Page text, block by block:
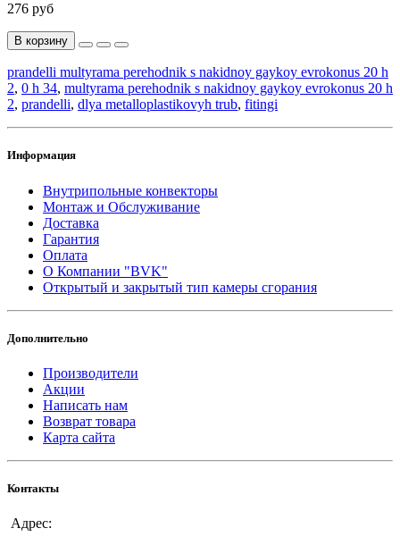
276 руб
В корзину
prandelli multyrama perehodnik s nakidnoy gaykoy evrokonus 20 h
2, 0 h 34, multyrama perehodnik s nakidnoy gaykoy evrokonus 20 h
2, prandelli, dlya metalloplastikovyh trub, fitingi
Информация
Внутрипольные конвекторы
Монтаж и Обслуживание
Доставка
Гарантия
Оплата
О Компании "BVK"
Открытый и закрытый тип камеры сгорания
Дополнительно
Производители
Акции
Написать нам
Возврат товара
Карта сайта
Контакты
Адрес: